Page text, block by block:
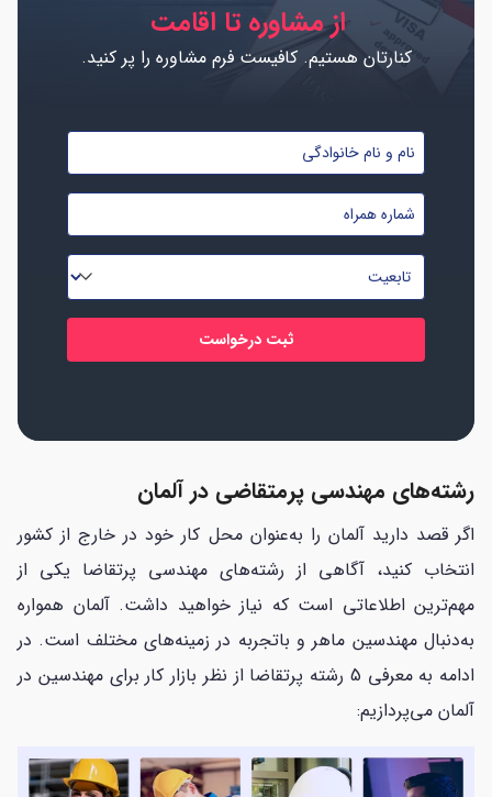
از مشاوره تا اقامت
کنارتان هستیم. کافیست فرم مشاوره را پر کنید.
نام
و
نام
خانوادگی
شماره
موبایل
تابعیت
*
رشته‌های مهندسی پرمتقاضی در آلمان
اگر قصد دارید آلمان را به‌عنوان محل کار خود در خارج از کشور
انتخاب کنید، آگاهی از رشته‌های مهندسی پرتقاضا یکی از
مهم‌ترین اطلاعاتی است که نیاز خواهید داشت. آلمان همواره
به‌دنبال مهندسین ماهر و باتجربه در زمینه‌های مختلف است. در
ادامه به معرفی 5 رشته پرتقاضا از نظر بازار کار برای مهندسین در
آلمان می‌پردازیم: